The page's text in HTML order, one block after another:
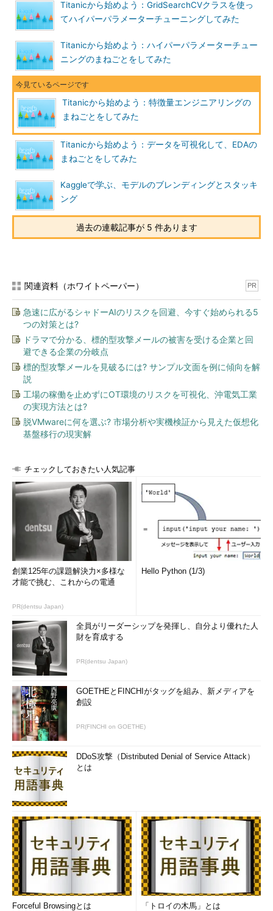
Titanicから始めよう：GridSearchCVクラスを使っ
てハイパーパラメーターチューニングしてみた
Titanicから始めよう：ハイパーパラメーターチュー
ニングのまねごとをしてみた
Titanicから始めよう：特徴量エンジニアリングの
まねごとをしてみた
Titanicから始めよう：データを可視化して、EDAの
まねごとをしてみた
Kaggleで学ぶ、モデルのブレンディングとスタッキ
ング
過去の連載記事が 5 件あります
関連資料（ホワイトペーパー） PR
急速に広がるシャドーAIのリスクを回避、今すぐ始められる5
つの対策とは?
ドラマで分かる、標的型攻撃メールの被害を受ける企業と回
避できる企業の分岐点
標的型攻撃メールを見破るには? サンプル文面を例に傾向を解
説
工場の稼働を止めずにOT環境のリスクを可視化、沖電気工業
の実現方法とは?
脱VMwareに何を選ぶ? 市場分析や実機検証から見えた仮想化
基盤移行の現実解
チェックしておきたい人気記事
創業125年の課題解決力×多様な
才能で挑む、これからの電通
PR(dentsu Japan)
Hello Python (1/3)
全員がリーダーシップを発揮し、自分より優れた人
財を育成する
PR(dentsu Japan)
GOETHEとFINCHIがタッグを組み、新メディアを
創設
PR(FINCHI on GOETHE)
DDoS攻撃（Distributed Denial of Service Attack）
とは
Forceful Browsingとは 「トロイの木馬」とは